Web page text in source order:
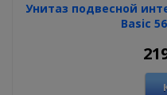
Унитаз подвесной
Basic